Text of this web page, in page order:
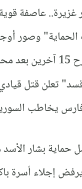
غزيرة.. عاصفة
وصور
تعلن قتل قيادي
يخاطب
حماية بشار
يرفض إجلاء